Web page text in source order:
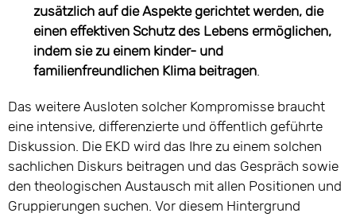
zusätzlich auf die Aspekte gerichtet werden, die
einen effektiven Schutz des Lebens ermöglichen,
indem sie zu einem kinder- und
familienfreundlichen Klima beitragen.
Das weitere Ausloten solcher Kompromisse braucht
eine intensive, differenzierte und öffentlich geführte
Diskussion. Die EKD wird das Ihre zu einem solchen
sachlichen Diskurs beitragen und das Gespräch sowie
den theologischen Austausch mit allen Positionen und
Gruppierungen suchen. Vor diesem Hintergrund